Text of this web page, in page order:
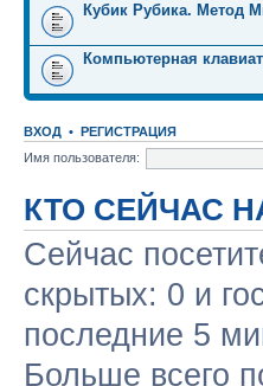
Кубик Рубика. Метод
Компьютерная
ВХОД • РЕГИСТРАЦИЯ
Имя пользователя:
КТО СЕЙЧАС
Сейчас
скрытых: 0 и
последние 5
Больше всего